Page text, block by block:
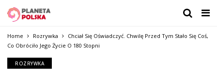
Home Rozrywka
Chciał Się Oświadczyć. Chwilę Przed Tym Stało Się Coś,
Co Obróciło Jego Życie O 180 Stopni
ROZRYWKA